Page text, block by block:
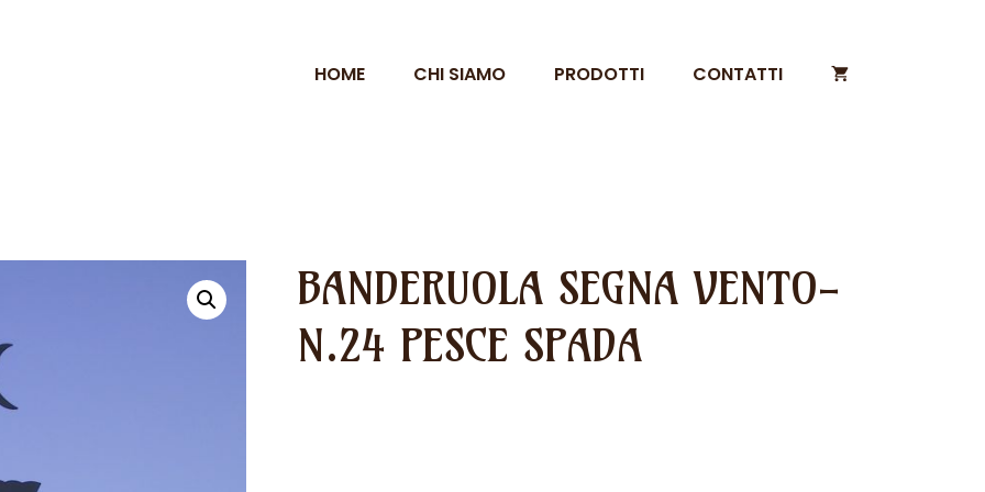
HOME CHI SIAMO PRODOTTI CONTATTI
BANDERUOLA SEGNA VENTO-
N.24 PESCE SPADA